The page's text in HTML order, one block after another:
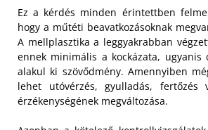
Ez a kérdés minden érintettben
hogy a műtéti beavatkozásoknak
A mellplasztika a leggyakrabban
ennek minimális a kockázata, ugyanis
alakul ki szövődmény. Amennyiben
lehet utóvérzés, gyulladás, fertőzés
érzékenységének megváltozása.